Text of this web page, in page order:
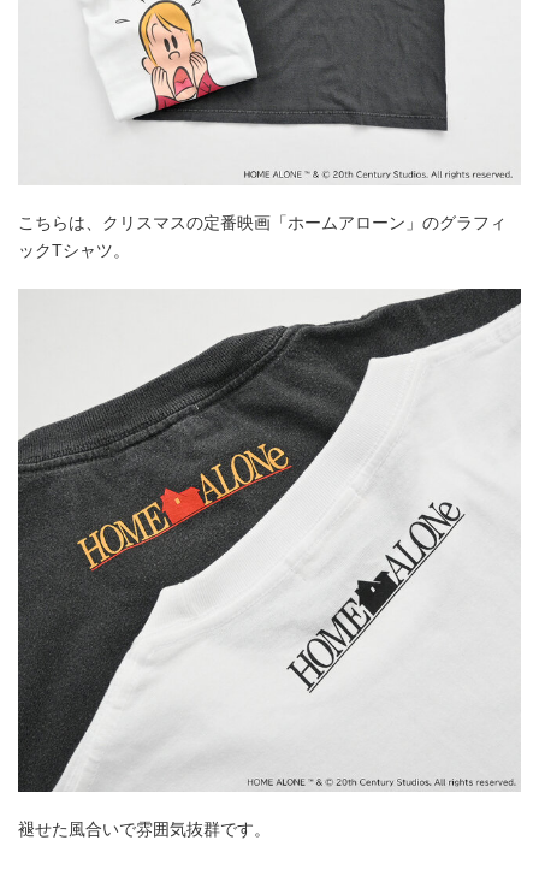
こちらは、クリスマスの定番映画「ホームアローン」のグラフィ
ックTシャツ。
褪せた風合いで雰囲気抜群です。